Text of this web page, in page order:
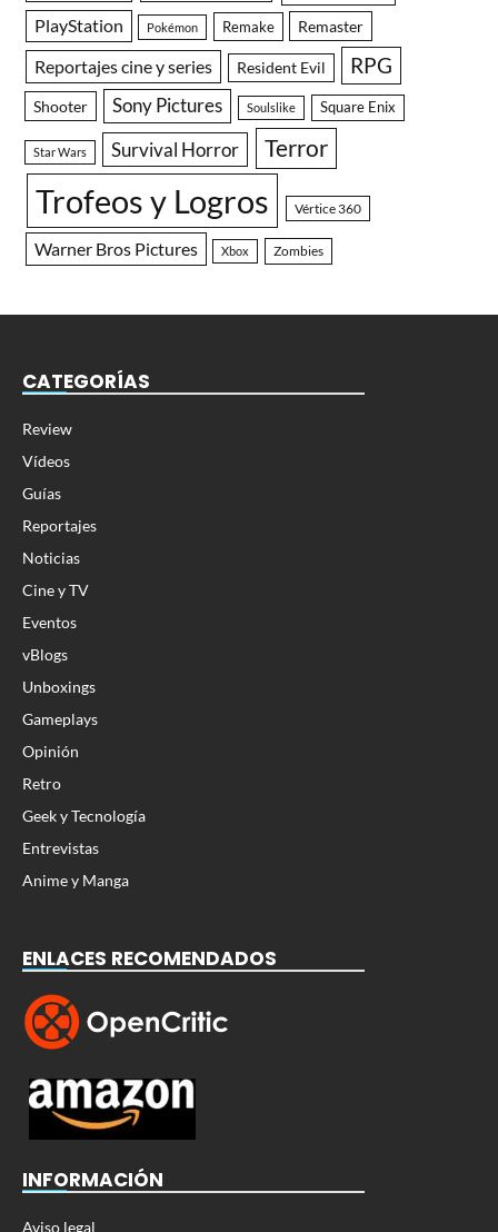
PlayStation Pokémon Remake Remaster
Reportajes cine y series Resident Evil RPG
Shooter Sony Pictures Soulslike Square Enix
Star Wars Survival Horror Terror
Trofeos y Logros Vértice 360
Warner Bros Pictures Xbox Zombies
CATEGORÍAS
Review
Vídeos
Guías
Reportajes
Noticias
Cine y TV
Eventos
vBlogs
Unboxings
Gameplays
Opinión
Retro
Geek y Tecnología
Entrevistas
Anime y Manga
ENLACES RECOMENDADOS
INFORMACIÓN
Aviso legal